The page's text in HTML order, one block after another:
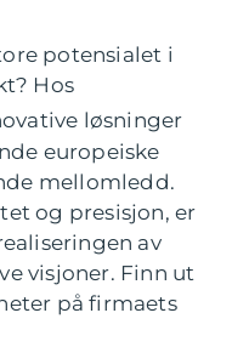
potensialet i
Hos
løsninger
europeiske
mellomledd.
og presisjon, er
av
visjoner. Finn ut
på firmaets